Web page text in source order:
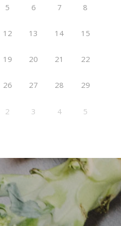
5 6 7 8
12 13 14 15
19 20 21 22
26 27 28 29
2 3 4 5